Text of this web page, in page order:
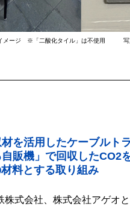
イメージ ※「二酸化タイル」は不使用 写
を活用したケーブルト
販機」で回収したCO2
料とする取り組み
株式会社、株式会社アゲオ